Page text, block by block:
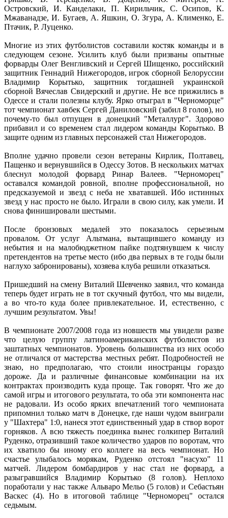
Островский, И. Канделаки, П. Кирильчик, С. Осипов, К.
Мжаванадзе, И. Бугаев, А. Яшкин, О. Згура, А. Клименко, Е.
Птачик, Р. Луценко.
Многие из этих футболистов составили костяк команды и в
следующем сезоне. Усилить клуб были призваны опытные
форварды Олег Венгливский и Сергей Шищенко, российский
защитник Геннадий Нижегородов, игрок сборной Белоруссии
Владимир Корытько, защитник тогдашней украинской
сборной Вячеслав Свидерский и другие. Не все прижились в
Одессе и стали полезны клубу. Ярко отыграл в "Черноморце"
тот чемпионат хавбек Сергей Даниловский (забил 8 голов), но
почему-то был отпущен в донецкий "Металлург". Здорово
прибавил и со временем стал лидером команды Корытько. В
защите одним из главных персонажей стал Нижегородов.
Вполне удачно провели сезон ветераны Кирлик, Полтавец,
Пащенко и вернувшийся в Одессу Зотов. В нескольких матчах
блеснул молодой форвард Ринар Валеев. "Черноморец"
оставался командой ровной, вполне профессиональной, но
предсказуемой и звезд с неба не хватавшей. Ибо истинных
звезд у нас просто не было. Играли в свою силу, как умели. И
снова финишировали шестыми.
После бронзовых медалей это показалось серьезным
провалом. От услуг Альтмана, вытащившего команду из
небытия и на малобюджетном пайке подтянувшем к числу
претендентов на третье место (ибо два первых в те годы были
наглухо забронированы), хозяева клуба решили отказаться.
Пришедший на смену Виталий Шевченко заявил, что команда
теперь будет играть не в тот скучный футбол, что мы видели,
а во что-то куда более привлекательное. И, естественно, с
лучшим результатом. Увы!
В чемпионате 2007/2008 года из новшеств мы увидели разве
что целую группу латиноамериканских футболистов из
заштатных чемпионатов. Уровень большинства из них особо
не отличался от мастерства местных ребят. Подробностей не
знаю, но предполагаю, что стоили иностранцы гораздо
дороже. Да и различные финансовые комбинации на их
контрактах производить куда проще. Так говорят. Что же до
самой игры и итогового результата, то оба эти компонента нас
не радовали. Из особо ярких впечатлений того чемпионата
припомнил только матч в Донецке, где наши чудом выиграли
у "Шахтера" 1:0, нанеся этот единственный удар в створ ворот
горняков. А всю тяжесть поединка вынес голкипер Виталий
Руденко, отразивший такое количество ударов по воротам, что
их хватило бы иному его коллеге на весь чемпионат. Но
счастье улыбалось морякам, Руденко отстоял "насухо" 11
матчей. Лидером бомбардиров у нас стал не форвард, а
разыгравшийся Владимир Корытько (8 голов). Неплохо
поработали у нас также Альваро Мельо (5 голов) и Себастьян
Васкес (4). Но в итоговой таблице "Черноморец" остался
седьмым.